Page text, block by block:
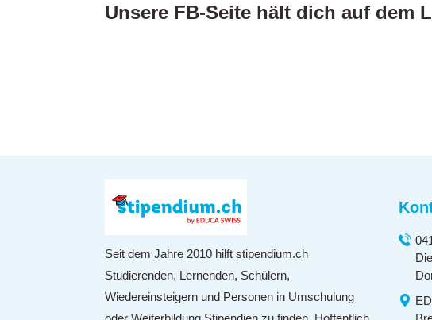
Unsere FB-Seite hält dich auf dem
Seit dem Jahre 2010 hilft stipendium.ch
Studierenden, Lernenden, Schülern,
Wiedereinsteigern und Personen in Umschulung